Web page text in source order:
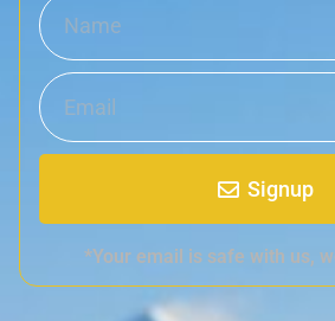
Signup
*Your email is safe with us,